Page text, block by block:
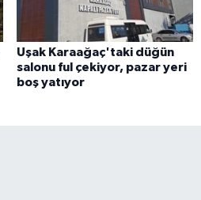
Uşak Karaağaç'taki düğün
salonu ful çekiyor, pazar yeri
boş yatıyor